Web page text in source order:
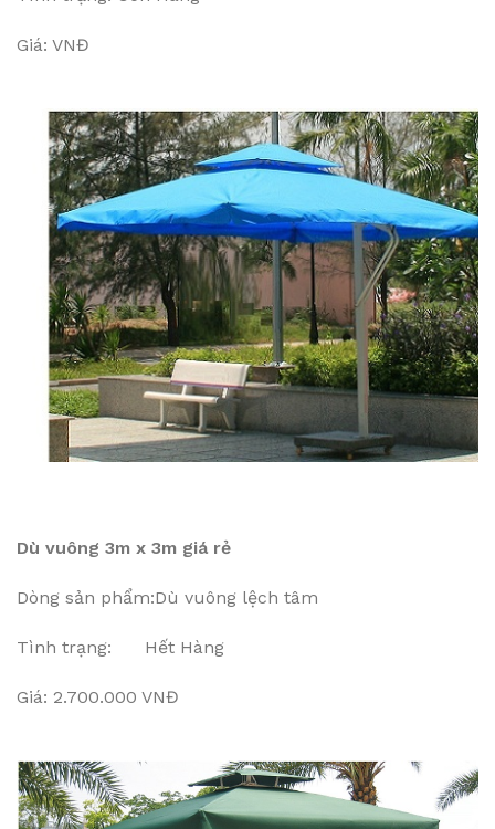
Giá: VNĐ
Dù vuông 3m x 3m giá rẻ
Dòng sản phẩm:Dù vuông lệch tâm
Tình trạng: Hết Hàng
Giá: 2.700.000 VNĐ